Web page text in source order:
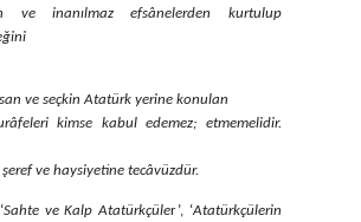
ve inanılmaz efsânelerden kurtulup
ve seçkin Atatürk yerine konulan
kimse kabul edemez; etmemelidir.
ve haysiyetine tecâvüzdür.
Sahte ve Kalp Atatürkçüler’, ‘Atatürkçülerin